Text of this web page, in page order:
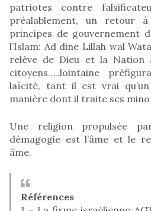
patriotes contre
préalablement, un retour
principes de gouvernement
l’Islam: Ad dine Lillah wal
relève de Dieu et la Nation
citoyens…..lointaine
laïcité, tant il est vrai
manière dont il traite ses
Une religion propulsée
démagogie est l’âme et le
âme.
Références